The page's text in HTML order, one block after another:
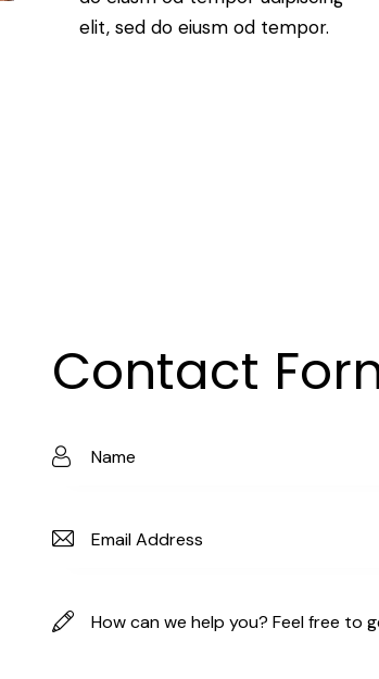
elit, sed do eiusm od tempor.
Contact